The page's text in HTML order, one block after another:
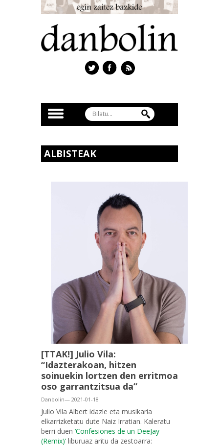
ALBISTEAK
[TTAK!] Julio Vila:
“Idazterakoan, hitzen
soinuekin lortzen den erritmoa
oso garrantzitsua da”
Danbolin— 2021-01-18
Julio Vila Albert idazle eta musikaria
elkarrizketatu dute Naiz Irratian. Kaleratu
berri duen ‘Confesiones de un DeeJay
(Remix)’ liburuaz aritu da zestoarra: